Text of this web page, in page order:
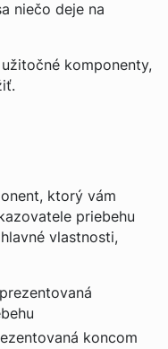
niečo deje na
komponenty,
ktorý vám
priebehu
vlastnosti,
koncom